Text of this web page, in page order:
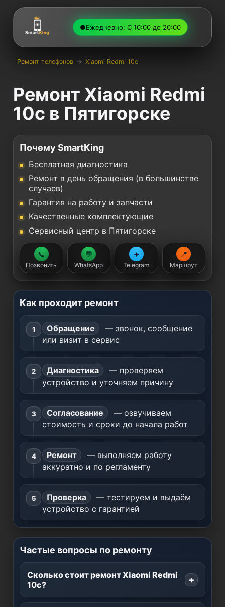
●Ежедневно: С 10:00 до 20:00
Ремонт телефонов → Xiaomi Redmi 10c
Ремонт Xiaomi Redmi
10c в Пятигорске
Почему SmartKing
Бесплатная диагностика
Ремонт в день обращения (в большинстве
случаев)
Гарантия на работу и запчасти
Качественные комплектующие
Сервисный центр в Пятигорске
📞
Позвонить
💬
WhatsApp
✈️
Telegram
📍
Маршрут
Как проходит ремонт
Обращение
— звонок, сообщение
или визит в сервис
Диагностика
— проверяем
устройство и уточняем причину
Согласование
— озвучиваем
стоимость и сроки до начала работ
Ремонт
— выполняем работу
аккуратно и по регламенту
Проверка
— тестируем и выдаём
устройство с гарантией
Частые вопросы по ремонту
Сколько стоит ремонт Xiaomi Redmi
10c?